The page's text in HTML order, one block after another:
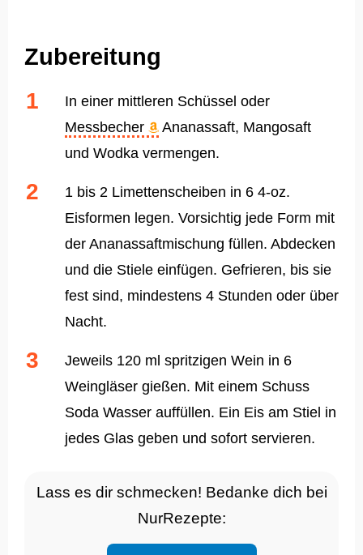
Zubereitung
In einer mittleren Schüssel oder
Messbecher
Ananassaft, Mangosaft
und Wodka vermengen.
1 bis 2 Limettenscheiben in 6 4-oz.
Eisformen legen. Vorsichtig jede Form mit
der Ananassaftmischung füllen. Abdecken
und die Stiele einfügen. Gefrieren, bis sie
fest sind, mindestens 4 Stunden oder über
Nacht.
Jeweils 120 ml spritzigen Wein in 6
Weingläser gießen. Mit einem Schuss
Soda Wasser auffüllen. Ein Eis am Stiel in
jedes Glas geben und sofort servieren.
Lass es dir schmecken! Bedanke dich bei
NurRezepte: